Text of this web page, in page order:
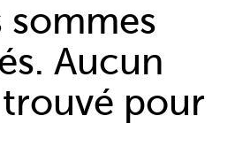
sommes
Aucun
pour